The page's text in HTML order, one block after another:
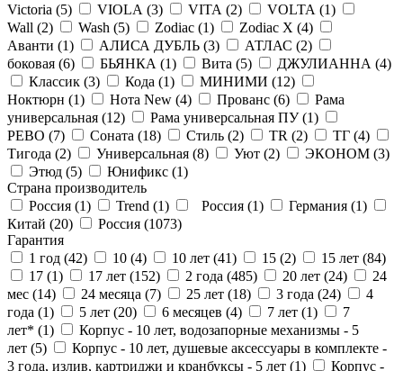
Victoria (5) VIOLA (3) VITA (2) VOLTA (1)
Wall (2) Wash (5) Zodiac (1) Zodiac X (4)
Аванти (1) АЛИСА ДУБЛЬ (3) АТЛАС (2)
боковая (6) БЬЯНКА (1) Вита (5) ДЖУЛИАННА (4)
Классик (3) Кода (1) МИНИМИ (12)
Ноктюрн (1) Нота New (4) Прованс (6)
Рама
универсальная (12) Рама универсальная ПУ (1)
РЕВО (7) Соната (18) Стиль (2) ТR (2) ТГ (4)
Тигода (2) Универсальная (8) Уют (2) ЭКОНОМ (3)
Этюд (5) Юнификс (1)
Страна производитель
Россия (1) Trend (1) Россия (1) Германия (1)
Китай (20) Россия (1073)
Гарантия
1 год (42) 10 (4) 10 лет (41) 15 (2) 15 лет (84)
17 (1) 17 лет (152) 2 года (485) 20 лет (24)
24
мес (14) 24 месяца (7) 25 лет (18) 3 года (24)
4
года (1) 5 лет (20) 6 месяцев (4) 7 лет (1)
7
лет* (1)
Корпус - 10 лет, водозапорные механизмы - 5
лет (5)
Корпус - 10 лет, душевые аксессуары в комплекте -
3 года, излив, картриджи и кранбуксы - 5 лет (1) Корпус -